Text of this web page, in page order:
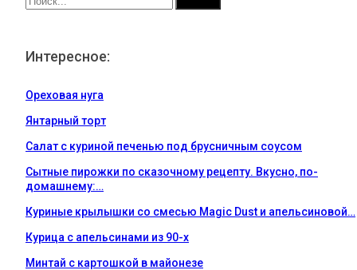
Интересное:
Ореховая нуга
Янтарный торт
Салат с куриной печенью под брусничным соусом
Сытные пирожки по сказочному рецепту. Вкусно, по-
домашнему:…
Куриные крылышки со смесью Magic Dust и апельсиновой…
Курица с апельсинами из 90-х
Минтай с картошкой в майонезе